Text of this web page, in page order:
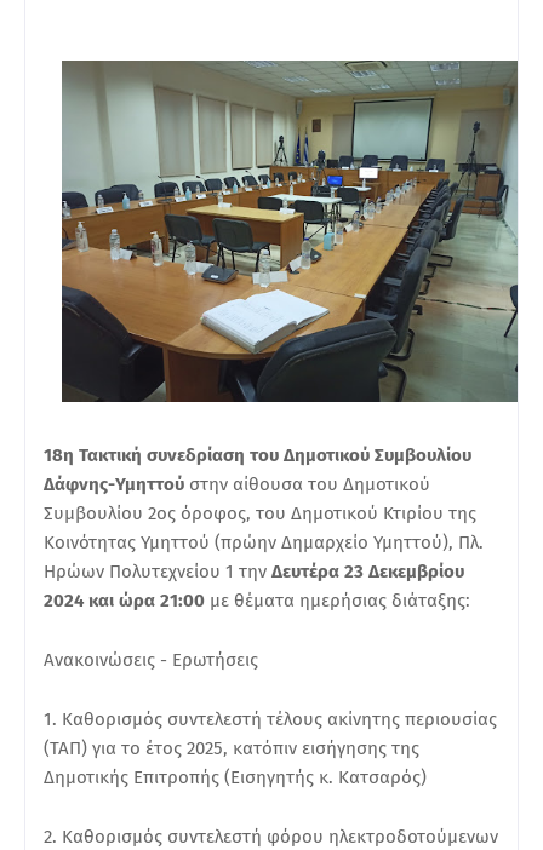
18η Τακτική συνεδρίαση του Δημοτικού Συμβουλίου
Δάφνης-Υμηττού στην αίθουσα του Δημοτικού
Συμβουλίου 2ος όροφος, του Δημοτικού Κτιρίου της
Κοινότητας Υμηττού (πρώην Δημαρχείο Υμηττού), Πλ.
Ηρώων Πολυτεχνείου 1 την Δευτέρα 23 Δεκεμβρίου
2024 και ώρα 21:00 με θέματα ημερήσιας διάταξης:
Ανακοινώσεις - Ερωτήσεις
1. Καθορισμός συντελεστή τέλους ακίνητης περιουσίας
(ΤΑΠ) για το έτος 2025, κατόπιν εισήγησης της
Δημοτικής Επιτροπής (Εισηγητής κ. Κατσαρός)
2. Καθορισμός συντελεστή φόρου ηλεκτροδοτούμενων